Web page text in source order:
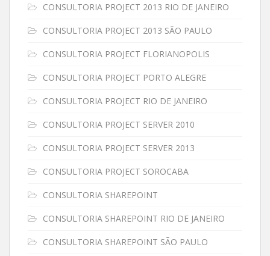
CONSULTORIA PROJECT 2013 RIO DE JANEIRO
CONSULTORIA PROJECT 2013 SÃO PAULO
CONSULTORIA PROJECT FLORIANOPOLIS
CONSULTORIA PROJECT PORTO ALEGRE
CONSULTORIA PROJECT RIO DE JANEIRO
CONSULTORIA PROJECT SERVER 2010
CONSULTORIA PROJECT SERVER 2013
CONSULTORIA PROJECT SOROCABA
CONSULTORIA SHAREPOINT
CONSULTORIA SHAREPOINT RIO DE JANEIRO
CONSULTORIA SHAREPOINT SÃO PAULO